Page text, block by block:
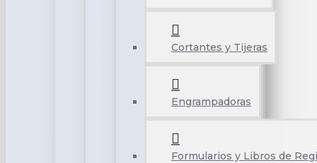
Cortantes y Tijeras
Engrampadoras
Formularios y Libros de